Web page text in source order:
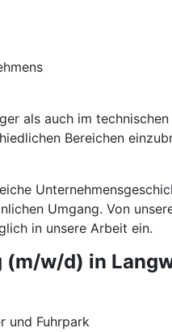
als auch im
Bereichen
Umgang. Von
in unsere Arbeit ein.
w/d) in
und Fuhrpark